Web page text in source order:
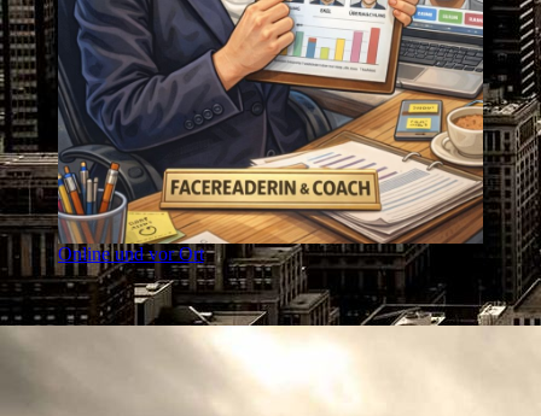
Online und vor Ort